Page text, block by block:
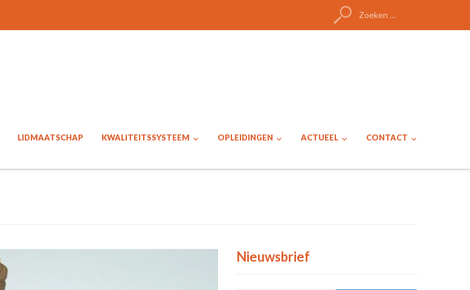
Zoeken
naar:
LIDMAATSCHAP KWALITEITSSYSTEEM OPLEIDINGEN ACTUEEL CONTACT
Nieuwsbrief